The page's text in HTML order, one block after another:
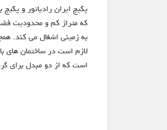
پکیج ایران رادیاتور و
که متراژ کم و محدودیت
به زمینی اشغال می کند.
لازم است در ساختمان های
است که از دو مبدل برای